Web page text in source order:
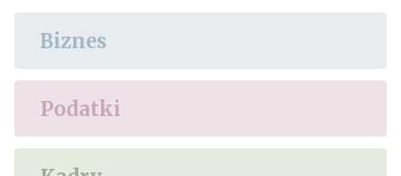
Biznes
Podatki